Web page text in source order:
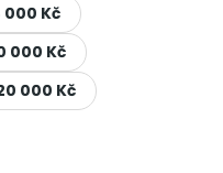
000 Kč
000 Kč
000 Kč